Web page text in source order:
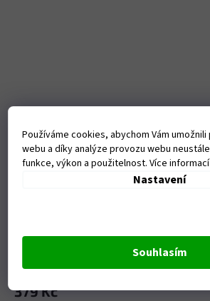
Používáme cookies, abychom Vám
webu a díky analýze provozu webu
funkce, výkon a použitelnost. Více informací
Nastavení
Souhlasím
379 Kč